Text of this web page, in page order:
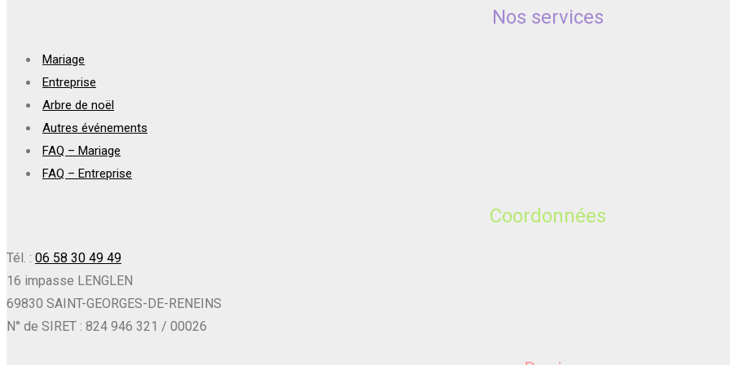
Nos services
Mariage
Entreprise
Arbre de noël
Autres événements
FAQ – Mariage
FAQ – Entreprise
Coordonnées
Tél. : 06 58 30 49 49
16 impasse LENGLEN
69830 SAINT-GEORGES-DE-RENEINS
N° de SIRET : 824 946 321 / 00026